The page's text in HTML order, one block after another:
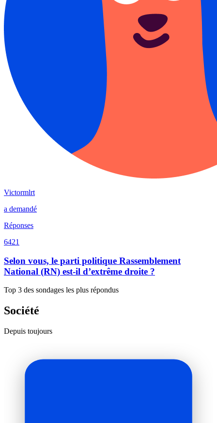
Victormlrt
a demandé
Réponses
6421
Selon vous, le parti politique Rassemblement
National (RN) est-il d’extrême droite ?
Top 3 des sondages les plus répondus
Société
Depuis toujours